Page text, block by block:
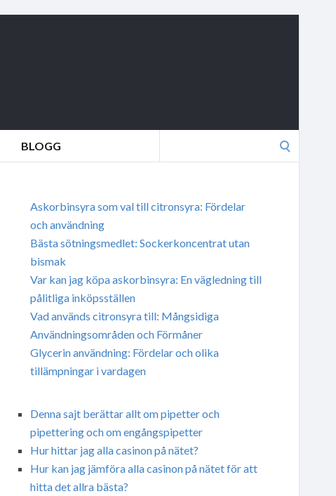
BLOGG
Askorbinsyra som val till citronsyra: Fördelar
och användning
Bästa sötningsmedlet: Sockerkoncentrat utan
bismak
Var kan jag köpa askorbinsyra: En vägledning till
pålitliga inköpsställen
Vad används citronsyra till: Mångsidiga
Användningsområden och Förmåner
Glycerin användning: Fördelar och olika
tillämpningar i vardagen
Denna sajt berättar allt om pipetter och
pipettering och om engångspipetter
Hur hittar jag alla casinon på nätet?
Hur kan jag jämföra alla casinon på nätet för att
hitta det allra bästa?